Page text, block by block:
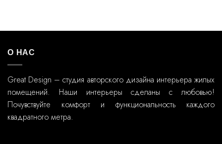
О НАС
Great Design – студия авторского дизайна интерьера жилых
помещений. Наши интерьеры сделаны с любовью!
Почувствуйте комфорт и функциональность каждого
квадратного метра.